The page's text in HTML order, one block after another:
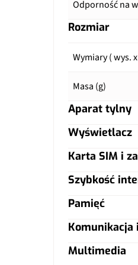
Odporność na
Rozmiar
Wymiary ( wys.
Masa (g)
Aparat tylny
Główny aparat
Lampa błyskowa
Filmy
Zoom optyczny
Wyświetlacz
Typ ekranu
Rozdzielczość
Zagęszczenie
Karta SIM i
Typ karty SIM
LTE (MHz)
Szybkość
LTE
Pamięć
Karta pamięci
Komunikacja
Czytnik linii
Multimedia